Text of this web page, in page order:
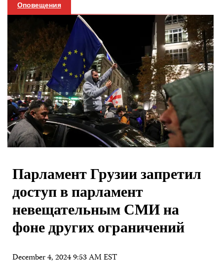
Оповещения
Парламент Грузии запретил
доступ в парламент
невещательным СМИ на
фоне других ограничений
December 4, 2024 9:53 AM EST